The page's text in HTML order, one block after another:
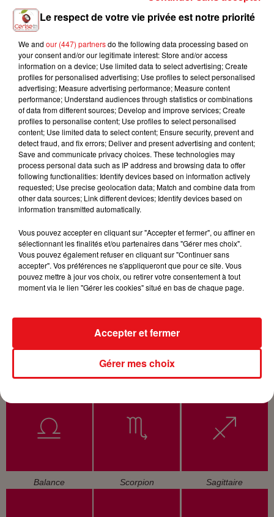
ROBIN SCHULZ FEAT.
ALIDA
In Your Eyes
BON ENTENDEUR, EMMA
PETERS
Le Coup D'soleil (feat.
Emma Peters)
P!NK
All Out Of Fight
L'HOROSCOPE
Bélier Taureau Gémeaux
Cancer Lion Vierge
Balance Scorpion Sagittaire
Le respect de votre vie privée est notre priorité
We and our (447) partnersdo the following data processing based on
your consent and/or our legitimate interest: Store and/or access
information on a device; Use limited data to select advertising; Create
profiles for personalised advertising; Use profiles to select personalised
advertising; Measure advertising performance; Measure content
performance; Understand audiences through statistics or combinations
of data from different sources; Develop and improve services; Create
profiles to personalise content; Use profiles to select personalised
content; Use limited data to select content; Ensure security, prevent and
detect fraud, and fix errors; Deliver and present advertising and content;
Save and communicate privacy choices. These technologies may
process personal data such as IP address and browsing data to offer
following functionalities: Identify devices based on information actively
requested; Use precise geolocation data; Match and combine data from
other data sources; Link different devices; Identify devices based on
information transmitted automatically.
Vous pouvez accepter en cliquant sur "Accepter et fermer", ou affiner en
sélectionnant les finalités et/ou partenaires dans "Gérer mes choix".
Vous pouvez également refuser en cliquant sur "Continuer sans
accepter". Vos préférences ne s'appliqueront que pour ce site. Vous
pouvez mettre à jour vos choix, ou retirer votre consentement à tout
moment via le lien "Gérer les cookies" situé en bas de chaque page.
Gérer mes choix
Accepter et fermer